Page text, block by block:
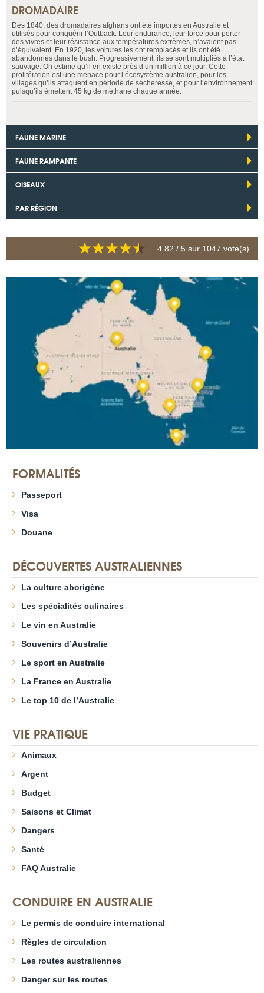
DROMADAIRE
Dès 1840, des dromadaires afghans ont été importés en Australie et
utilisés pour conquérir l’Outback. Leur endurance, leur force pour porter
des vivres et leur résistance aux températures extrêmes, n’avaient pas
d’équivalent. En 1920, les voitures les ont remplacés et ils ont été
abandonnés dans le bush. Progressivement, ils se sont multipliés à l’état
sauvage. On estime qu’il en existe près d’un million à ce jour. Cette
prolifération est une menace pour l’écosystème australien, pour les
villages qu’ils attaquent en période de sécheresse, et pour l’environnement
puisqu’ils émettent 45 kg de méthane chaque année.
FAUNE MARINE
FAUNE RAMPANTE
OISEAUX
PAR RÉGION
4.82 / 5 sur 1047 vote(s)
FORMALITÉS
Passeport
Visa
Douane
DÉCOUVERTES AUSTRALIENNES
La culture aborigène
Les spécialités culinaires
Le vin en Australie
Souvenirs d’Australie
Le sport en Australie
La France en Australie
Le top 10 de l’Australie
VIE PRATIQUE
Animaux
Argent
Budget
Saisons et Climat
Dangers
Santé
FAQ Australie
CONDUIRE EN AUSTRALIE
Le permis de conduire international
Règles de circulation
Les routes australiennes
Danger sur les routes